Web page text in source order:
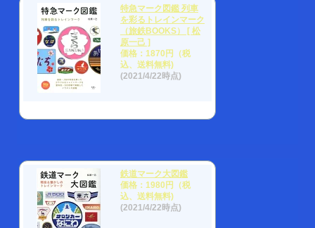
特急マーク図鑑 列車
を彩るトレインマーク
（旅鉄BOOKS） [ 松
原一己 ]
価格：1870円（税
込、送料無料)
(2021/4/22時点)
鉄道マーク大図鑑
価格：1980円（税
込、送料無料)
(2021/4/22時点)